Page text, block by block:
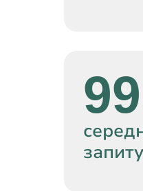
запиту